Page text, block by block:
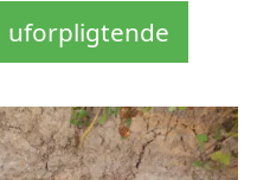
uforpligtende